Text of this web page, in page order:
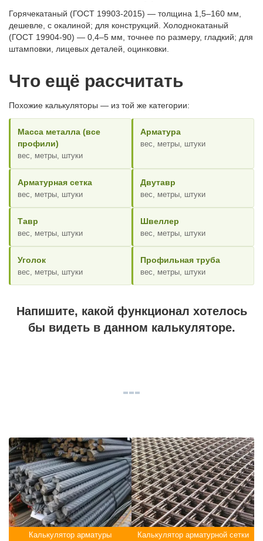
Горячекатаный (ГОСТ 19903-2015) — толщина 1,5–160 мм,
дешевле, с окалиной; для конструкций. Холоднокатаный
(ГОСТ 19904-90) — 0,4–5 мм, точнее по размеру, гладкий; для
штамповки, лицевых деталей, оцинковки.
Что ещё рассчитать
Похожие калькуляторы — из той же категории:
Масса металла (все
профили)
вес, метры, штуки
Арматура
вес, метры, штуки
Арматурная сетка
вес, метры, штуки
Двутавр
вес, метры, штуки
Тавр
вес, метры, штуки
Швеллер
вес, метры, штуки
Уголок
вес, метры, штуки
Профильная труба
вес, метры, штуки
Напишите, какой функционал хотелось
бы видеть в данном калькуляторе.
Калькулятор арматуры Калькулятор арматурной сетки